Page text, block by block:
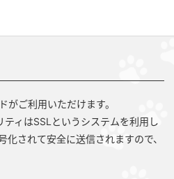
がご利用いただけます。
ィはSSLというシステムを利用し
化されて安全に送信されますので、